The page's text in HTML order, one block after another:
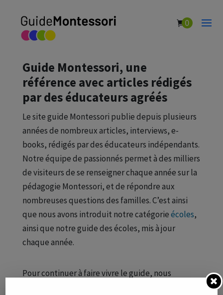
0
Page écoles
Guide Montessori, une
référence avec articles rédigés
par des éducateurs agréés
Le site guide Montessori publie depuis plusieurs
années de nombreux articles, interviews, e-
books, rédigés par des éducateurs indépendants.
Notre équipe de passionnés permet à des milliers
de visiteurs de se renseigner chaque année sur la
pédagogie Montessori, et de répondre aux
nombreuses questions des familles. C’est ainsi
que nous avons introduit notre catégorieécoles,
ainsi que notre guide des écoles, mis à jour
chaque année.
Pour continuer à faire vivre le guide, nous